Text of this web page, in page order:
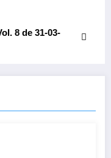
8 de 31-03-